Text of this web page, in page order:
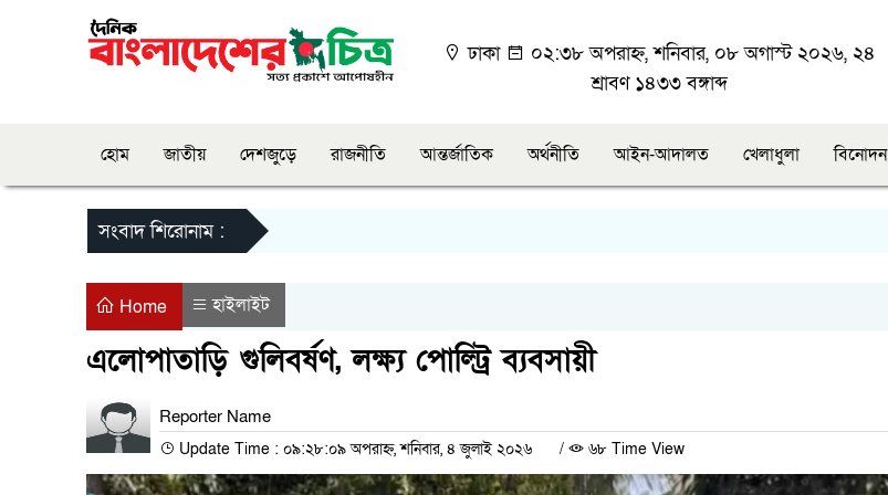
ঢাকা
০২:৩৮ অপরাহ্ন, শনিবার, ০৮ অগাস্ট ২০২৬, ২৪
শ্রাবণ ১৪৩৩ বঙ্গাব্দ
হোম জাতীয় দেশজুড়ে রাজনীতি আন্তর্জাতিক অর্থনীতি আইন-আদালত খেলাধুলা বিনোদন
সংবাদ শিরোনাম :
Home হাইলাইট
এলোপাতাড়ি গুলিবর্ষণ, লক্ষ্য পোল্ট্রি ব্যবসায়ী
Reporter Name
Update Time : ০৯:২৮:০৯ অপরাহ্ন, শনিবার, ৪ জুলাই ২০২৬ / ৬৮ Time View